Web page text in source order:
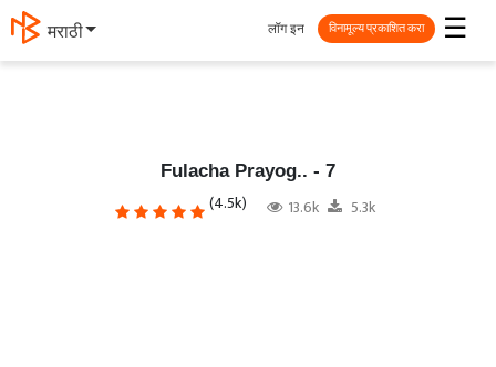
मराठी ☰
लॉग इन विनामूल्य प्रकाशित करा
Fulacha Prayog.. - 7
(4.5k) 13.6k 5.3k